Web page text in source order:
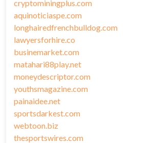
cryptominingplus.com
aquinoticiaspe.com
longhairedfrenchbulldog.com
lawyersforhire.co
businemarket.com
matahari88play.net
moneydescriptor.com
youthsmagazine.com
painaidee.net
sportsdarkest.com
webtoon.biz
thesportswires.com